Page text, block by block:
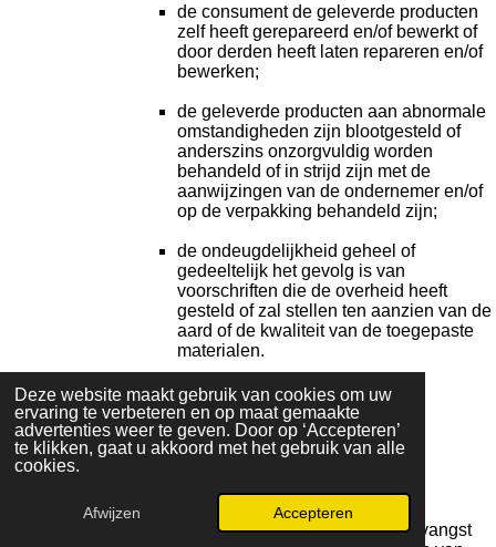
Deze website maakt gebruik van cookies om uw
ervaring te verbeteren en op maat gemaakte
advertenties weer te geven. Door op ‘Accepteren’
te klikken, gaat u akkoord met het gebruik van alle
cookies.
Afwijzen Accepteren
de consument de geleverde producten
zelf heeft gerepareerd en/of bewerkt of
door derden heeft laten repareren en/of
bewerken;
de geleverde producten aan abnormale
omstandigheden zijn blootgesteld of
anderszins onzorgvuldig worden
behandeld of in strijd zijn met de
aanwijzingen van de ondernemer en/of
op de verpakking behandeld zijn;
de ondeugdelijkheid geheel of
gedeeltelijk het gevolg is van
voorschriften die de overheid heeft
gesteld of zal stellen ten aanzien van de
aard of de kwaliteit van de toegepaste
materialen.
Artikel 11 - Levering en uitvoering
De ondernemer zal de grootst mogelijke
zorgvuldigheid in acht nemen bij het in ontvangst
WhatsApp